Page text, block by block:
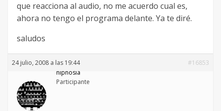
que reacciona al audio, no me acuerdo cual es,
ahora no tengo el programa delante. Ya te diré.
saludos
24 julio, 2008 a las 19:44
#16853
hipnosia
Participante